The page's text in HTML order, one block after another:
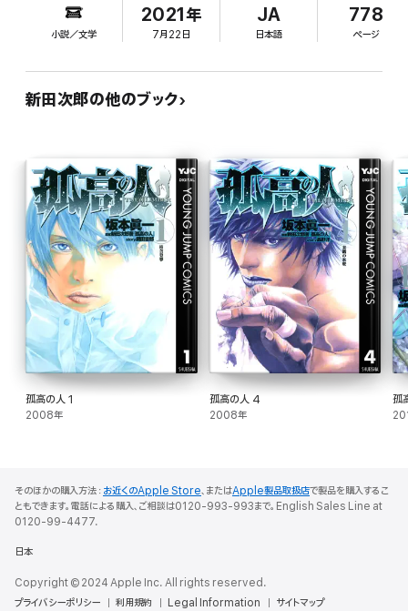
小説／文学
2021年
7月22日
JA
日本語
778
ページ
新田次郎の他のブック
孤高の人 1
2008年
孤高の人 4
2008年
孤
そのほかの購入方法： お近くのApple Store、またはApple製品取扱店で製品を購入するこ
ともできます。電話による購入、ご相談は0120-993-993まで。English Sales Line at
0120-99-4477.
日本
Copyright © 2024 Apple Inc. All rights reserved.
プライバシーポリシー
利用規約 Legal Information サイトマップ